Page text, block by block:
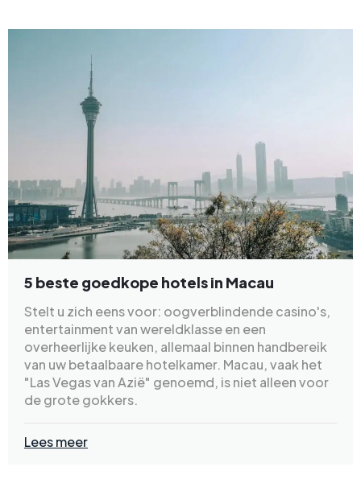
5 beste goedkope hotels in Macau
Stelt u zich eens voor: oogverblindende casino's,
entertainment van wereldklasse en een
overheerlijke keuken, allemaal binnen handbereik
van uw betaalbaare hotelkamer. Macau, vaak het
"Las Vegas van Azië" genoemd, is niet alleen voor
de grote gokkers.
Lees meer